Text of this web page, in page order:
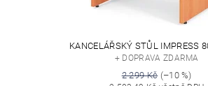
KANCELÁŘSKÝ STŮL IMPRESS
+ DOPRAVA ZDARMA
2 299 Kč(–10 %)